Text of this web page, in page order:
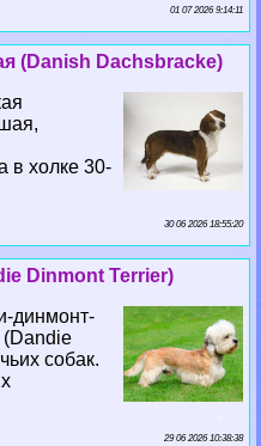
01 07 2026 9:14:11
(Danish Dachsbracke)
в холке 30-
30 06 2026 18:55:20
Dinmont Terrier)
динмонт-
(Dandie
собак.
29 06 2026 10:38:38